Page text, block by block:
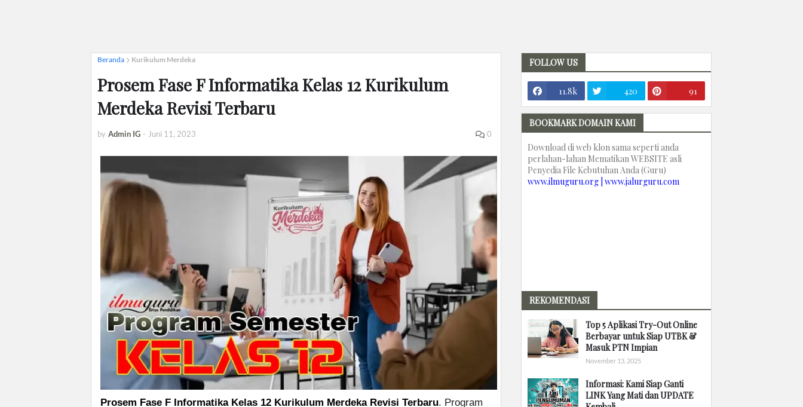
Beranda Kurikulum Merdeka
Prosem Fase F Informatika Kelas 12 Kurikulum
Merdeka Revisi Terbaru
by Admin IG - Juni 11, 2023 0
Prosem Fase F Informatika Kelas 12 Kurikulum Merdeka Revisi Terbaru. Program
FOLLOW US
11.8k 420 91
BOOKMARK DOMAIN KAMI
Download di web klon sama seperti anda
perlahan-lahan Mematikan WEBSITE asli
Penyedia File Kebutuhan Anda (Guru)
www.ilmuguru.org | www.jalurguru.com
REKOMENDASI
Top 5 Aplikasi Try-Out Online
Berbayar untuk Siap UTBK &
Masuk PTN Impian
November 13, 2025
Informasi: Kami Siap Ganti
LINK Yang Mati dan UPDATE